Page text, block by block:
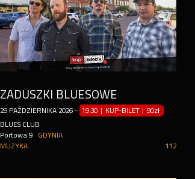
ZADUSZKI BLUESOWE
29 PAŹDZIERNIKA 2026 - 19:30 | KUP-BILET | 90zł
BLUES CLUB
Portowa 9
GDYNIA
112
MUZYKA